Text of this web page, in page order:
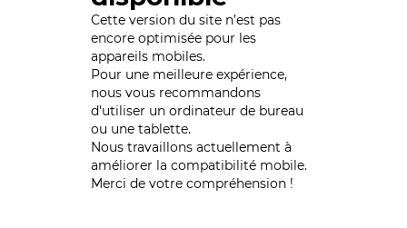
Cette version du site n’est pas
encore optimisée pour les
appareils mobiles.
Pour une meilleure expérience,
nous vous recommandons
d'utiliser un ordinateur de bureau
ou une tablette.
Nous travaillons actuellement à
améliorer la compatibilité mobile.
Merci de votre compréhension !